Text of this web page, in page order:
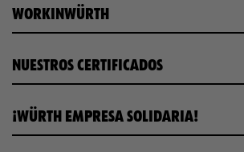
WORKINWÜRTH
NUESTROS CERTIFICADOS
¡WÜRTH EMPRESA SOLIDARIA!